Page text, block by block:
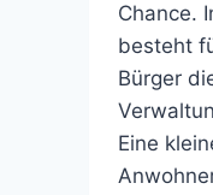
Chance.
besteht
Bürger
Eine